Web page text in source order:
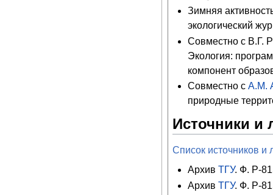
Зимняя
экологический
Совместно с В.Г.
Экология:
компонент
Совместно сА.М.
природные
Источники и
Список источников
АрхивТГУ. Ф. Р-
АрхивТГУ. Ф. Р-